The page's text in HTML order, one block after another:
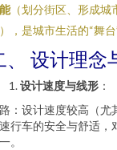
（划分街区、形成城
，是城市生活的“舞台”
、 设计理念
设计速度与线形 ：
：设计速度较高（尤
行车的安全与舒适，
。